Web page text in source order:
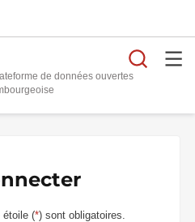
de données ouvertes
étoile (*) sont obligatoires.